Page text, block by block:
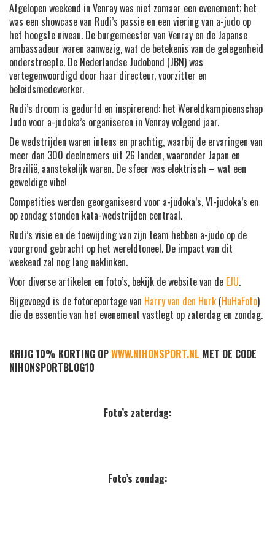
Afgelopen weekend in Venray was niet zomaar een evenement; het
was een showcase van Rudi’s passie en een viering van a-judo op
het hoogste niveau. De burgemeester van Venray en de Japanse
ambassadeur waren aanwezig, wat de betekenis van de gelegenheid
onderstreepte. De Nederlandse Judobond (JBN) was
vertegenwoordigd door haar directeur, voorzitter en
beleidsmedewerker.
Rudi’s droom is gedurfd en inspirerend: het Wereldkampioenschap
Judo voor a-judoka’s organiseren in Venray volgend jaar.
De wedstrijden waren intens en prachtig, waarbij de ervaringen van
meer dan 300 deelnemers uit 26 landen, waaronder Japan en
Brazilië, aanstekelijk waren. De sfeer was elektrisch – wat een
geweldige vibe!
Competities werden georganiseerd voor a-judoka’s, VI-judoka’s en
op zondag stonden kata-wedstrijden centraal.
Rudi’s visie en de toewijding van zijn team hebben a-judo op de
voorgrond gebracht op het wereldtoneel. De impact van dit
weekend zal nog lang naklinken.
Voor diverse artikelen en foto’s, bekijk de website van de EJU.
Bijgevoegd is de fotoreportage van Harry van den Hurk (HuHaFoto)
die de essentie van het evenement vastlegt op zaterdag en zondag.
KRIJG 10% KORTING OPWWW.NIHONSPORT.NL MET DE CODE
NIHONSPORTBLOG10
Foto’s zaterdag:
Foto’s zondag: